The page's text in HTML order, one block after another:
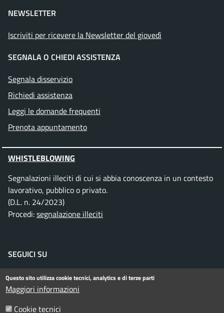
NEWSLETTER
Iscriviti per ricevere la Newsletter del giovedì
SEGNALA O CHIEDI ASSISTENZA
Segnala disservizio
Richiedi assistenza
Leggi le domande frequenti
Prenota appuntamento
WHISTLEBLOWING
Segnalazioni illeciti di cui si abbia conoscenza in un contesto
lavorativo, pubblico o privato.
(D.L. n. 24/2023)
Procedi:segnalazione illeciti
SEGUICI SU
FacebookInstagram
Telegram
TwitterWhatsApp
YouTube
Questo sito utilizza cookie tecnici, analytics e di terze parti
Maggiori informazioni
Cookie tecnici